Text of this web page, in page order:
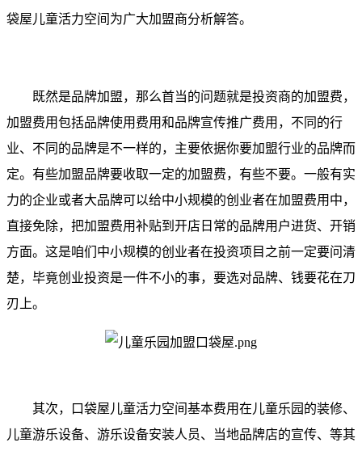
袋屋儿童活力空间为广大加盟商分析解答。
既然是品牌加盟，那么首当的问题就是投资商的加盟费，
加盟费用包括品牌使用费用和品牌宣传推广费用，不同的行
业、不同的品牌是不一样的，主要依据你要加盟行业的品牌而
定。有些加盟品牌要收取一定的加盟费，有些不要。一般有实
力的企业或者大品牌可以给中小规模的创业者在加盟费用中，
直接免除，把加盟费用补贴到开店日常的品牌用户进货、开销
方面。这是咱们中小规模的创业者在投资项目之前一定要问清
楚，毕竟创业投资是一件不小的事，要选对品牌、钱要花在刀
刃上。
其次，口袋屋儿童活力空间基本费用在儿童乐园的装修、
儿童游乐设备、游乐设备安装人员、当地品牌店的宣传、等其